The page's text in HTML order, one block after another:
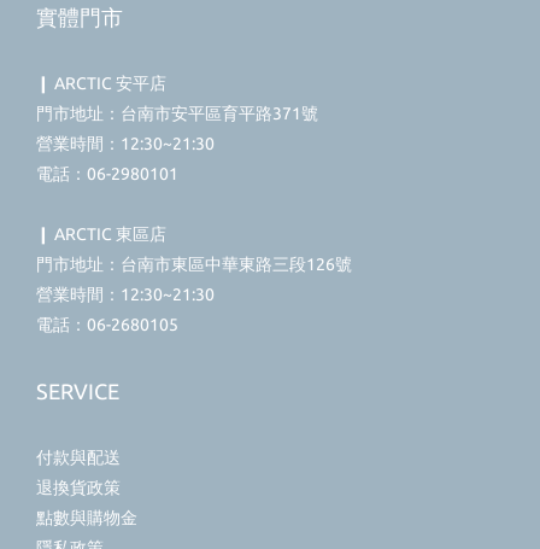
實體門市
❙ ARCTIC 安平店
門市地址：台南市安平區育平路371號
營業時間：12:30~21:30
電話：06-2980101
❙ ARCTIC 東區店
門市地址：台南市東區中華東路三段126號
營業時間：12:30~21:30
電話：06-2680105
SERVICE
付款與配送
退換貨政策
點數與購物金